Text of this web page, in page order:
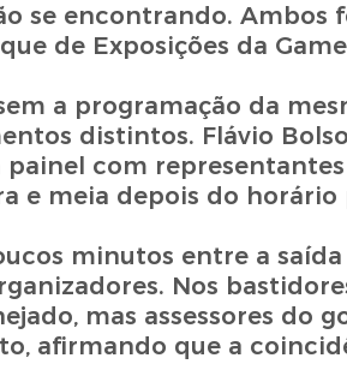
se encontrando. Ambos
de Exposições da
a programação da
distintos. Flávio
com
e meia depois do
minutos entre a
Nos
mas assessores do
afirmando que a